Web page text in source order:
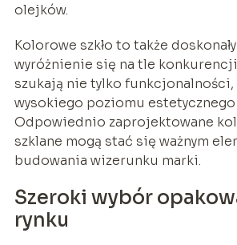
olejków.
Kolorowe szkło to także
wyróżnienie się na tle
szukają nie tylko funkcjonalności,
wysokiego poziomu
Odpowiednio zaprojektowane
szklane mogą stać się ważnym
budowania wizerunku marki.
Szeroki wybór
rynku